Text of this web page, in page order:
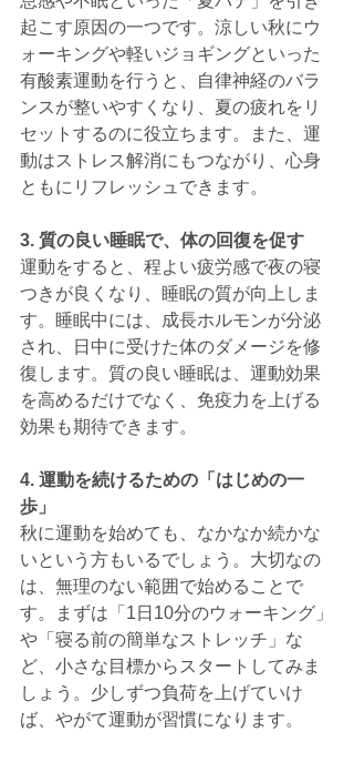
起こす原因の一つです。涼しい秋にウ
ォーキングや軽いジョギングといった
有酸素運動を行うと、自律神経のバラ
ンスが整いやすくなり、夏の疲れをリ
セットするのに役立ちます。また、運
動はストレス解消にもつながり、心身
ともにリフレッシュできます。
3. 質の良い睡眠で、体の回復を促す
運動をすると、程よい疲労感で夜の寝
つきが良くなり、睡眠の質が向上しま
す。睡眠中には、成長ホルモンが分泌
され、日中に受けた体のダメージを修
復します。質の良い睡眠は、運動効果
を高めるだけでなく、免疫力を上げる
効果も期待できます。
4. 運動を続けるための「はじめの一
歩」
秋に運動を始めても、なかなか続かな
いという方もいるでしょう。大切なの
は、無理のない範囲で始めることで
す。まずは「1日10分のウォーキング」
や「寝る前の簡単なストレッチ」な
ど、小さな目標からスタートしてみま
しょう。少しずつ負荷を上げていけ
ば、やがて運動が習慣になります。